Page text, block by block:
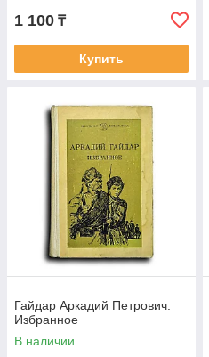
1 100 ₸
Купить
Гайдар Аркадий Петрович.
Избранное
В наличии